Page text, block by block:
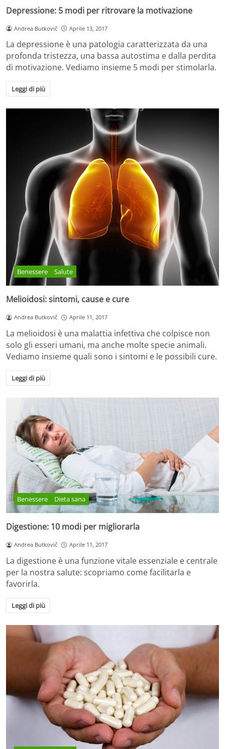
Depressione: 5 modi per ritrovare la motivazione
Andrea Butkovič Aprile 13, 2017
La depressione è una patologia caratterizzata da una
profonda tristezza, una bassa autostima e dalla perdita
di motivazione. Vediamo insieme 5 modi per stimolarla.
Leggi di più
Benessere Salute
Melioidosi: sintomi, cause e cure
Andrea Butkovič Aprile 11, 2017
La melioidosi è una malattia infettiva che colpisce non
solo gli esseri umani, ma anche molte specie animali.
Vediamo insieme quali sono i sintomi e le possibili cure.
Leggi di più
Benessere Dieta sana
Digestione: 10 modi per migliorarla
Andrea Butkovič Aprile 11, 2017
La digestione è una funzione vitale essenziale e centrale
per la nostra salute: scopriamo come facilitarla e
favorirla.
Leggi di più